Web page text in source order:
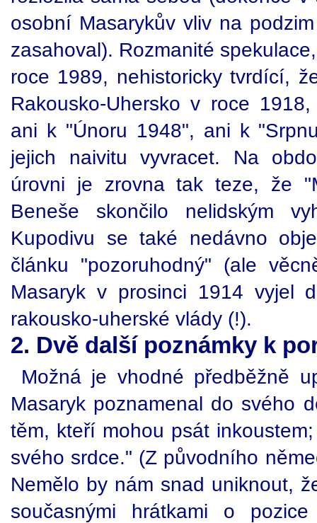
osobní Masarykův vliv na
zasahoval). Rozmanité
roce 1989, nehistoricky tvrdící,
Rakousko-Uhersko v roce
ani k "Únoru 1948", ani k
jejich naivitu vyvracet. Na
úrovni je zrovna tak teze, že
Beneše skončilo nelidským
Kupodivu se také nedávno
článku "pozoruhodný" (ale
Masaryk v prosinci 1914 vyjel
rakousko-uherské vlády (!).
2. Dvě další poznámky k
Možná je vhodné předběžně
Masaryk poznamenal do svého
těm, kteří mohou psát
svého srdce." (Z původního
Nemělo by nám snad uniknout,
současnými hrátkami o